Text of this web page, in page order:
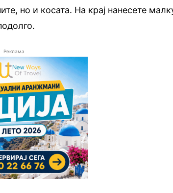
но и косата. На крај нанесете
Реклама